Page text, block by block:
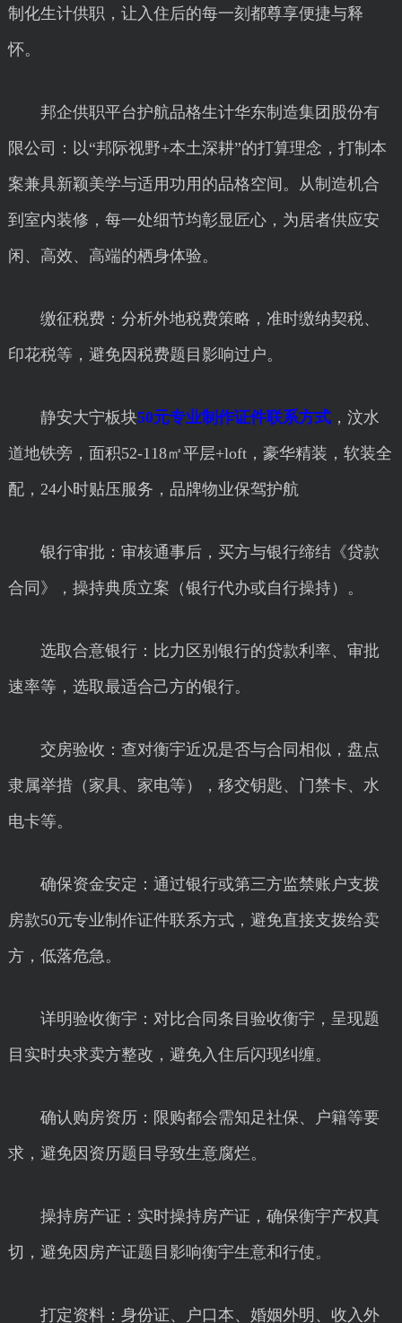
制化生计供职，让入住后的每一刻都尊享便捷与释
怀。
邦企供职平台护航品格生计华东制造集团股份有
限公司：以“邦际视野+本土深耕”的打算理念，打制本
案兼具新颖美学与适用功用的品格空间。从制造机合
到室内装修，每一处细节均彰显匠心，为居者供应安
闲、高效、高端的栖身体验。
缴征税费：分析外地税费策略，准时缴纳契税、
印花税等，避免因税费题目影响过户。
静安大宁板块50元专业制作证件联系方式，汶水
道地铁旁，面积52-118㎡平层+loft，豪华精装，软装全
配，24小时贴压服务，品牌物业保驾护航
银行审批：审核通事后，买方与银行缔结《贷款
合同》，操持典质立案（银行代办或自行操持）。
选取合意银行：比力区别银行的贷款利率、审批
速率等，选取最适合己方的银行。
交房验收：查对衡宇近况是否与合同相似，盘点
隶属举措（家具、家电等），移交钥匙、门禁卡、水
电卡等。
确保资金安定：通过银行或第三方监禁账户支拨
房款50元专业制作证件联系方式，避免直接支拨给卖
方，低落危急。
详明验收衡宇：对比合同条目验收衡宇，呈现题
目实时央求卖方整改，避免入住后闪现纠缠。
确认购房资历：限购都会需知足社保、户籍等要
求，避免因资历题目导致生意腐烂。
操持房产证：实时操持房产证，确保衡宇产权真
切，避免因房产证题目影响衡宇生意和行使。
打定资料：身份证、户口本、婚姻外明、收入外